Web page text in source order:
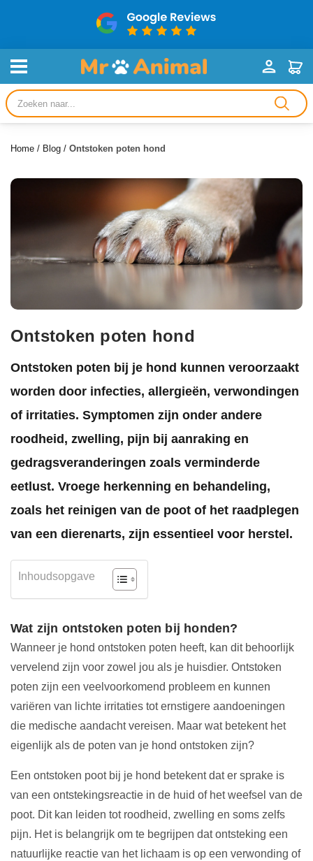
Producten
zoeken
Home / Blog / Ontstoken poten hond
Ontstoken poten hond
Ontstoken poten bij je hond kunnen veroorzaakt
worden door infecties, allergieën, verwondingen
of irritaties. Symptomen zijn onder andere
roodheid, zwelling, pijn bij aanraking en
gedragsveranderingen zoals verminderde
eetlust. Vroege herkenning en behandeling,
zoals het reinigen van de poot of het raadplegen
van een dierenarts, zijn essentieel voor herstel.
Inhoudsopgave
Wat zijn ontstoken poten bij honden?
Wanneer je hond ontstoken poten heeft, kan dit behoorlijk
vervelend zijn voor zowel jou als je huisdier. Ontstoken
poten zijn een veelvoorkomend probleem en kunnen
variëren van lichte irritaties tot ernstigere aandoeningen
die medische aandacht vereisen. Maar wat betekent het
eigenlijk als de poten van je hond ontstoken zijn?
Een ontstoken poot bij je hond betekent dat er sprake is
van een ontstekingsreactie in de huid of het weefsel van de
poot. Dit kan leiden tot roodheid, zwelling en soms zelfs
pijn. Het is belangrijk om te begrijpen dat ontsteking een
natuurlijke reactie van het lichaam is op een verwonding of